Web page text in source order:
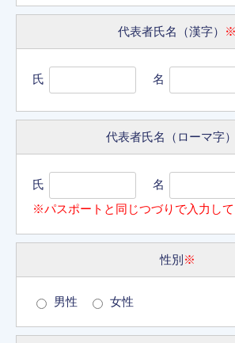
代表者氏名（漢字） ※
氏 名
代表者氏名（ローマ字）
氏
名
※パスポートと同じつづりで入力して
性別 ※
男性 女性